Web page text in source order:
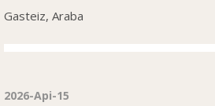
Gasteiz, Araba
2026-Api-15